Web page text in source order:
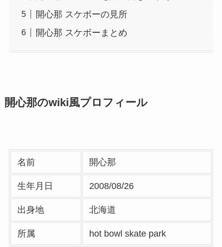
開心那 スケボーの見所
開心那 スケボーまとめ
開心那のwiki風プロフィール
名前 開心那
生年月日 2008/08/26
出身地 北海道
所属 hot bowl skate park